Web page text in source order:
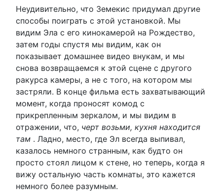
Неудивительно, что Земекис придумал другие
способы поиграть с этой установкой. Мы
видим Эла с его кинокамерой на Рождество,
затем годы спустя мы видим, как он
показывает домашнее видео внукам, и мы
снова возвращаемся к этой сцене с другого
ракурса камеры, а не с того, на котором мы
застряли. В конце фильма есть захватывающий
момент, когда проносят комод с
прикрепленным зеркалом, и мы видим в
отражении, что, черт возьми, кухня находится
там . Ладно, место, где Эл всегда выпивал,
казалось немного странным, как будто он
просто стоял лицом к стене, но теперь, когда я
вижу остальную часть комнаты, это кажется
немного более разумным.